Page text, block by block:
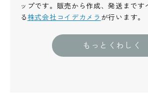
ップです。販売から作成、発送まです
る株式会社コイデカメラ が行います。
もっとくわしく